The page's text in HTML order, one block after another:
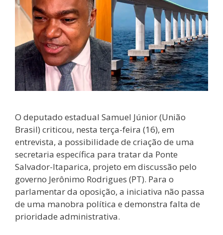
O deputado estadual Samuel Júnior (União
Brasil) criticou, nesta terça-feira (16), em
entrevista, a possibilidade de criação de uma
secretaria específica para tratar da Ponte
Salvador-Itaparica, projeto em discussão pelo
governo Jerônimo Rodrigues (PT). Para o
parlamentar da oposição, a iniciativa não passa
de uma manobra política e demonstra falta de
prioridade administrativa.